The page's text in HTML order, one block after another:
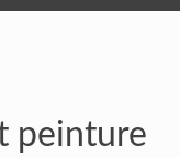
peinture